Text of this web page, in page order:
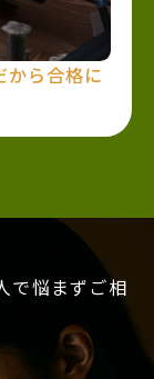
から合格に
で悩まずご相